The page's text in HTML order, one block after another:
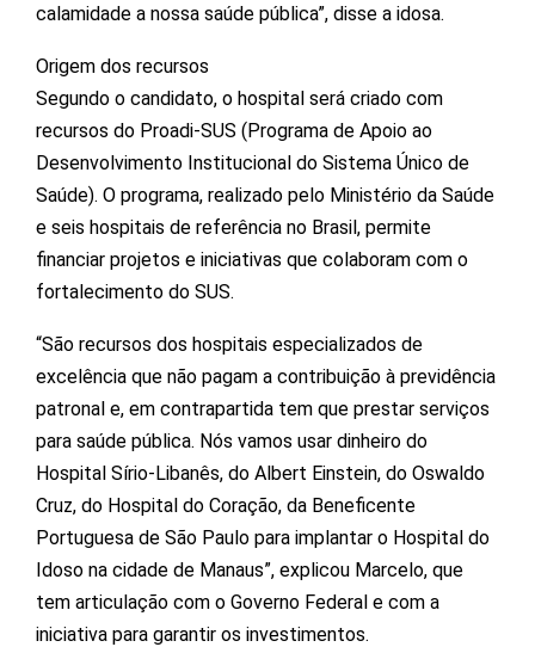
calamidade a nossa saúde pública”, disse a idosa.
Origem dos recursos
Segundo o candidato, o hospital será criado com
recursos do Proadi-SUS (Programa de Apoio ao
Desenvolvimento Institucional do Sistema Único de
Saúde). O programa, realizado pelo Ministério da Saúde
e seis hospitais de referência no Brasil, permite
financiar projetos e iniciativas que colaboram com o
fortalecimento do SUS.
“São recursos dos hospitais especializados de
excelência que não pagam a contribuição à previdência
patronal e, em contrapartida tem que prestar serviços
para saúde pública. Nós vamos usar dinheiro do
Hospital Sírio-Libanês, do Albert Einstein, do Oswaldo
Cruz, do Hospital do Coração, da Beneficente
Portuguesa de São Paulo para implantar o Hospital do
Idoso na cidade de Manaus”, explicou Marcelo, que
tem articulação com o Governo Federal e com a
iniciativa para garantir os investimentos.